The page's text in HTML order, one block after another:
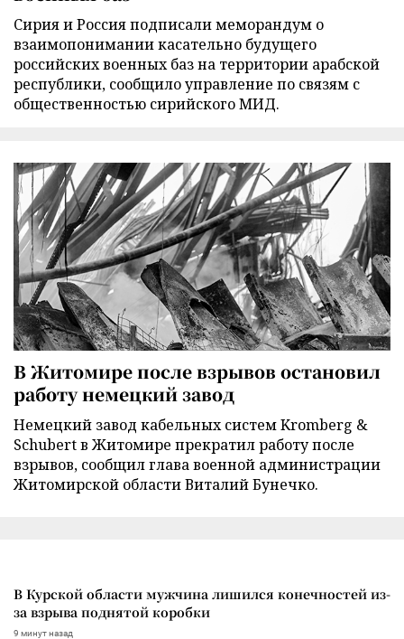
Сирия и Россия подписали меморандум о
взаимопонимании касательно будущего
российских военных баз на территории арабской
республики, сообщило управление по связям с
общественностью сирийского МИД.
В Житомире после взрывов остановил
работу немецкий завод
Немецкий завод кабельных систем Kromberg &
Schubert в Житомире прекратил работу после
взрывов, сообщил глава военной администрации
Житомирской области Виталий Бунечко.
В Курской области мужчина лишился конечностей из-
за взрыва поднятой коробки
9 минут назад